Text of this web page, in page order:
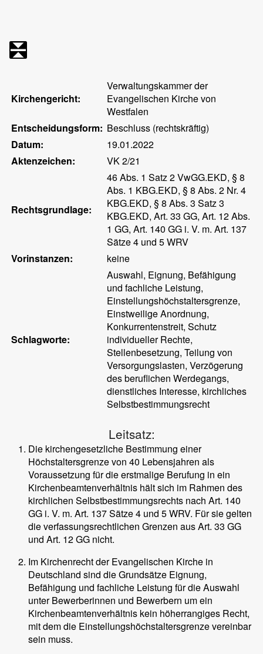
Kirchengericht:
Verwaltungskammer der
Evangelischen Kirche von
Westfalen
Entscheidungsform: Beschluss (rechtskräftig)
Datum:
19.01.2022
Aktenzeichen:
VK 2/21
Rechtsgrundlage:
46 Abs. 1 Satz 2 VwGG.EKD, § 8
Abs. 1 KBG.EKD, § 8 Abs. 2 Nr. 4
KBG.EKD, § 8 Abs. 3 Satz 3
KBG.EKD, Art. 33 GG, Art. 12 Abs.
1 GG, Art. 140 GG i. V. m. Art. 137
Sätze 4 und 5 WRV
Vorinstanzen:
keine
Schlagworte:
Auswahl, Eignung, Befähigung
und fachliche Leistung,
Einstellungshöchstaltersgrenze,
Einstweilige Anordnung,
Konkurrentenstreit, Schutz
individueller Rechte,
Stellenbesetzung, Teilung von
Versorgungslasten, Verzögerung
des beruflichen Werdegangs,
dienstliches Interesse, kirchliches
Selbstbestimmungsrecht
Leitsatz:
Die kirchengesetzliche Bestimmung einer
Höchstaltersgrenze von 40 Lebensjahren als
Voraussetzung für die erstmalige Berufung in ein
Kirchenbeamtenverhältnis hält sich im Rahmen des
kirchlichen Selbstbestimmungsrechts nach Art. 140
GG i. V. m. Art. 137 Sätze 4 und 5 WRV. Für sie gelten
die verfassungsrechtlichen Grenzen aus Art. 33 GG
und Art. 12 GG nicht.
Im Kirchenrecht der Evangelischen Kirche in
Deutschland sind die Grundsätze Eignung,
Befähigung und fachliche Leistung für die Auswahl
unter Bewerberinnen und Bewerbern um ein
Kirchenbeamtenverhältnis kein höherrangiges Recht,
mit dem die Einstellungshöchstaltersgrenze vereinbar
sein muss.